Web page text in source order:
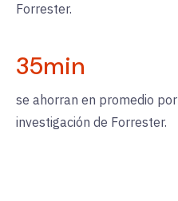
Forrester.
35min
se ahorran en promedio
investigación de Forrester.